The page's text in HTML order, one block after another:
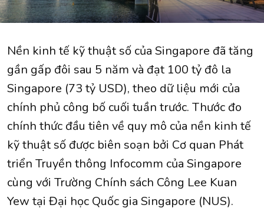
Nền kinh tế kỹ thuật số của Singapore đã tăng
gần gấp đôi sau 5 năm và đạt 100 tỷ đô la
Singapore (73 tỷ USD), theo dữ liệu mới của
chính phủ công bố cuối tuần trước. Thước đo
chính thức đầu tiên về quy mô của nền kinh tế
kỹ thuật số được biên soạn bởi Cơ quan Phát
triển Truyền thông Infocomm của Singapore
cùng với Trường Chính sách Công Lee Kuan
Yew tại Đại học Quốc gia Singapore (NUS).